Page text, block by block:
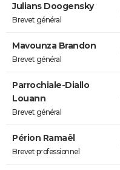
Julians Doogensky
Brevet général
Mavounza Brandon
Brevet général
Parrochiale-Diallo
Louann
Brevet général
Périon Ramaël
Brevet professionnel